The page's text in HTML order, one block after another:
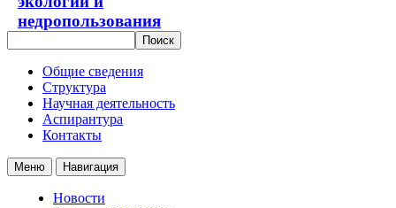
недропользования
Общие сведения
Структура
Научная деятельность
Аспирантура
Контакты
Меню Навигация
Новости